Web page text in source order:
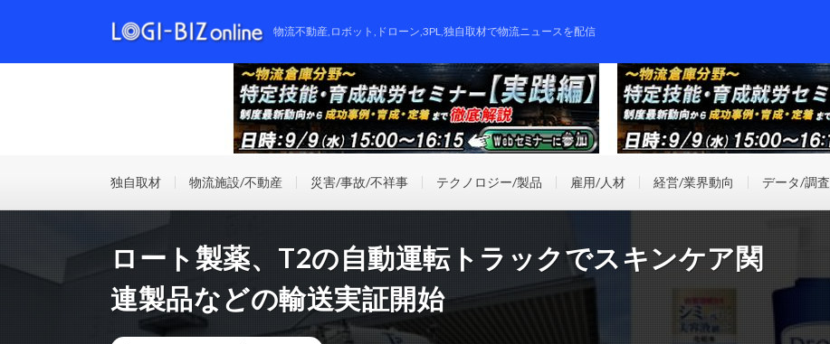
物流不動産,ロボット,ドローン,3PL,独自取材で物流ニュースを配信
独自取材 物流施設/不動産 災害/事故/不祥事 テクノロジー/製品 雇用/人材 経営/業界動向 データ/調査
ロート製薬、T2の自動運転トラックでスキンケア関
連製品などの輸送実証開始